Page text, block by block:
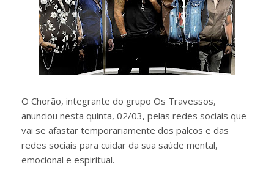
O Chorão, integrante do grupo Os Travessos,
anunciou nesta quinta, 02/03, pelas redes sociais que
vai se afastar temporariamente dos palcos e das
redes sociais para cuidar da sua saúde mental,
emocional e espiritual.